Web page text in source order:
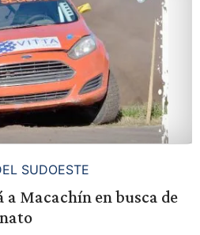
SUDOESTE
Macachín en busca de